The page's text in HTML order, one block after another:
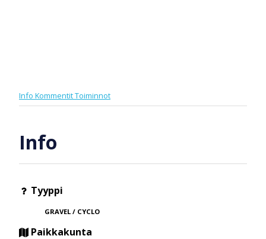
Info KommentitToiminnot
Info
Tyyppi
GRAVEL / CYCLO
Paikkakunta